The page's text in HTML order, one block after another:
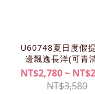
U60748夏日度假
邊飄逸長洋(可青
NT$2,780 ~
NT$3,580